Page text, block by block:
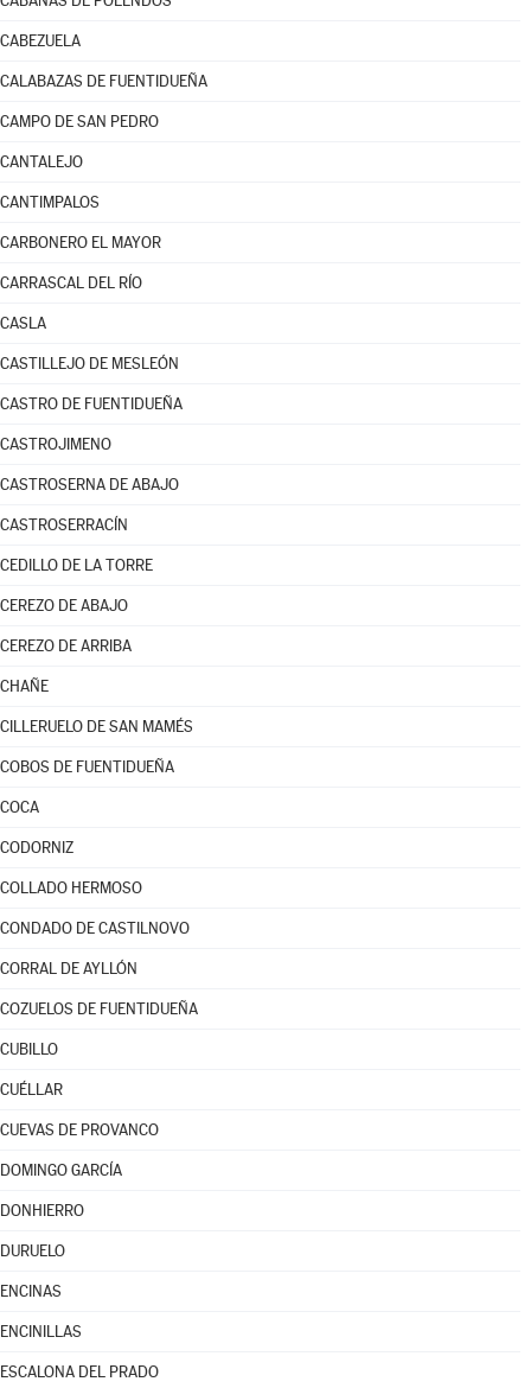
CABEZUELA
CALABAZAS DE FUENTIDUEÑA
CAMPO DE SAN PEDRO
CANTALEJO
CANTIMPALOS
CARBONERO EL MAYOR
CARRASCAL DEL RÍO
CASLA
CASTILLEJO DE MESLEÓN
CASTRO DE FUENTIDUEÑA
CASTROJIMENO
CASTROSERNA DE ABAJO
CASTROSERRACÍN
CEDILLO DE LA TORRE
CEREZO DE ABAJO
CEREZO DE ARRIBA
CHAÑE
CILLERUELO DE SAN MAMÉS
COBOS DE FUENTIDUEÑA
COCA
CODORNIZ
COLLADO HERMOSO
CONDADO DE CASTILNOVO
CORRAL DE AYLLÓN
COZUELOS DE FUENTIDUEÑA
CUBILLO
CUÉLLAR
CUEVAS DE PROVANCO
DOMINGO GARCÍA
DONHIERRO
DURUELO
ENCINAS
ENCINILLAS
ESCALONA DEL PRADO